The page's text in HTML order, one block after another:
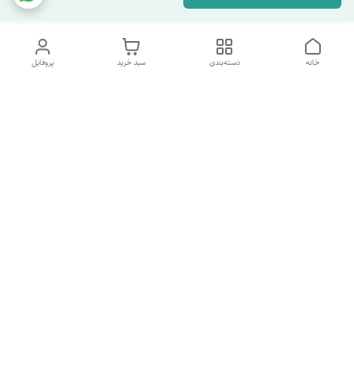
پروفایل سبد خرید دسته‌بندی خانه